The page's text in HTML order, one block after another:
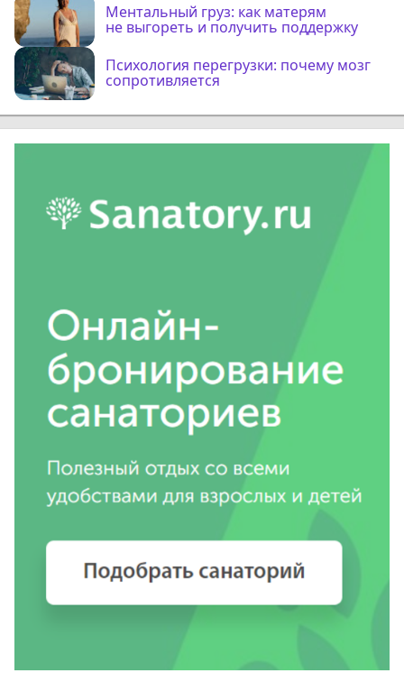
Ментальный груз: как матерям
не выгореть и получить поддержку
Психология перегрузки: почему мозг
сопротивляется